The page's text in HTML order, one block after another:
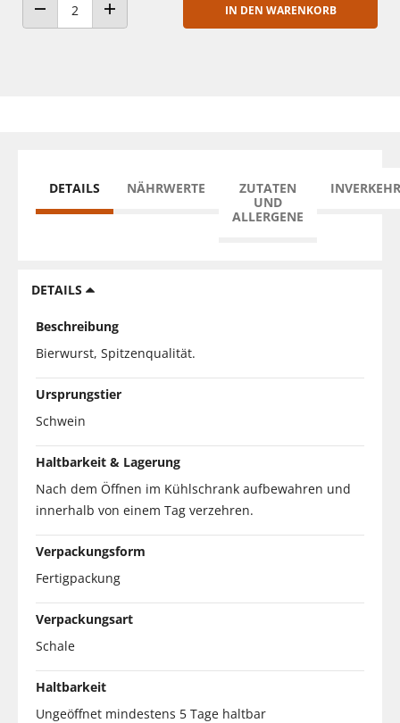
ANZAHL VERRINGERNANZAHL ERHÖHEN
IN DEN WARENKORB
DETAILS NÄHRWERTE
ZUTATEN
UND
ALLERGENE
DETAILS
Beschreibung
Bierwurst, Spitzenqualität.
Ursprungstier
Schwein
Haltbarkeit & Lagerung
Nach dem Öffnen im Kühlschrank aufbewahren und
innerhalb von einem Tag verzehren.
Verpackungsform
Fertigpackung
Verpackungsart
Schale
Haltbarkeit
Ungeöffnet mindestens 5 Tage haltbar